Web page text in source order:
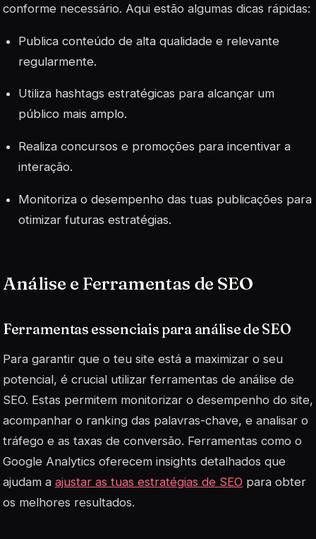
conforme necessário. Aqui estão algumas dicas rápidas:
Publica conteúdo de alta qualidade e relevante
regularmente.
Utiliza hashtags estratégicas para alcançar um
público mais amplo.
Realiza concursos e promoções para incentivar a
interação.
Monitoriza o desempenho das tuas publicações para
otimizar futuras estratégias.
Análise e Ferramentas de SEO
Ferramentas essenciais para análise de SEO
Para garantir que o teu site está a maximizar o seu
potencial, é crucial utilizar ferramentas de análise de
SEO. Estas permitem monitorizar o desempenho do site,
acompanhar o ranking das palavras-chave, e analisar o
tráfego e as taxas de conversão. Ferramentas como o
Google Analytics oferecem insights detalhados que
ajudam a ajustar as tuas estratégias de SEO para obter
os melhores resultados.